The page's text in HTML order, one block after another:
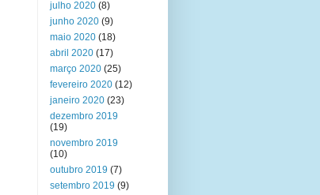
julho 2020 (8)
junho 2020 (9)
maio 2020 (18)
abril 2020 (17)
março 2020 (25)
fevereiro 2020 (12)
janeiro 2020 (23)
dezembro 2019
(19)
novembro 2019
(10)
outubro 2019 (7)
setembro 2019 (9)